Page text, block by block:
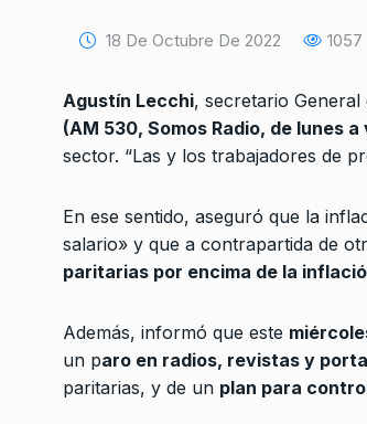
18 De Octubre De 2022 1057
Agustín Lecchi, secretario
(AM 530, Somos Radio, de lunes a
sector. “Las y los trabajadores de
En ese sentido, aseguró que la
salario» y que a contrapartida de
paritarias por encima de la
Además, informó que este
un paro en radios, revistas y
paritarias, y de un plan para
SIEMPRE
2024
2
pensar
ALERTA!